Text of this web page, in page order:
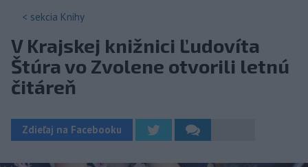
< sekcia Knihy
V Krajskej knižnici Ľudovíta
Štúra vo Zvolene otvorili letnú
čitáreň
Zdieľaj na Facebooku